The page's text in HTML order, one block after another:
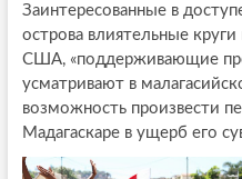
Заинтересованные в
острова влиятельные
США, «поддерживающие
усматривают в
возможность произвести
Мадагаскаре в ущерб его